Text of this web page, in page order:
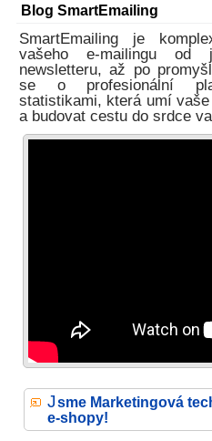
Blog SmartEmailing
SmartEmailing je
vašeho e-mailingu od
newsletteru, až po
se o profesionální
statistikami, která umí
a budovat cestu do srdce
Jsme Marketingová
e-shopy!